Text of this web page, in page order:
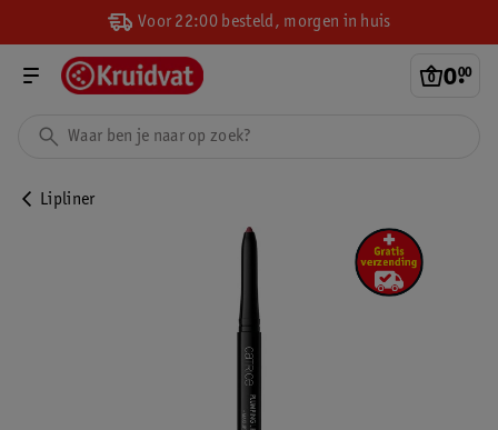
Voor 22:00 besteld, morgen in huis
0.
00
Lipliner